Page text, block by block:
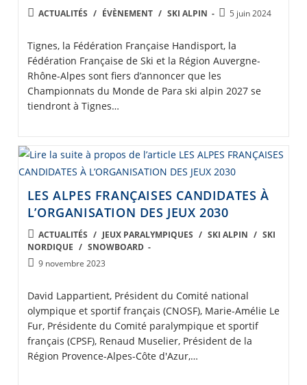
POSTACTUALITÉS / ÉVÈNEMENT / SKI ALPIN
Post5 juin 2024
Tignes, la Fédération Française Handisport, la
Fédération Française de Ski et la Région Auvergne-
Rhône-Alpes sont fiers d’annoncer que les
Championnats du Monde de Para ski alpin 2027 se
tiendront à Tignes…
LES ALPES FRANÇAISES CANDIDATES À
L’ORGANISATION DES JEUX 2030
POST
CATEGORY:
ACTUALITÉS / JEUX PARALYMPIQUES / SKI ALPIN / SKI
NORDIQUE / SNOWBOARD
Post9 novembre 2023
David Lappartient, Président du Comité national
olympique et sportif français (CNOSF), Marie-Amélie Le
Fur, Présidente du Comité paralympique et sportif
français (CPSF), Renaud Muselier, Président de la
Région Provence-Alpes-Côte d'Azur,…